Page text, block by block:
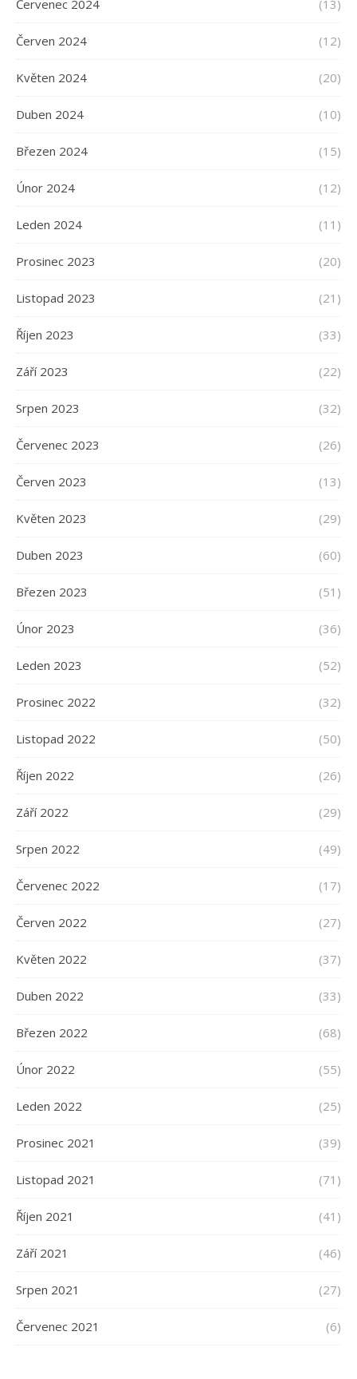
Červenec 2024 (13)
Červen 2024 (12)
Květen 2024 (20)
Duben 2024 (10)
Březen 2024 (15)
Únor 2024 (12)
Leden 2024 (11)
Prosinec 2023 (20)
Listopad 2023 (21)
Říjen 2023 (33)
Září 2023 (22)
Srpen 2023 (32)
Červenec 2023 (26)
Červen 2023 (13)
Květen 2023 (29)
Duben 2023 (60)
Březen 2023 (51)
Únor 2023 (36)
Leden 2023 (52)
Prosinec 2022 (32)
Listopad 2022 (50)
Říjen 2022 (26)
Září 2022 (29)
Srpen 2022 (49)
Červenec 2022 (17)
Červen 2022 (27)
Květen 2022 (37)
Duben 2022 (33)
Březen 2022 (68)
Únor 2022 (55)
Leden 2022 (25)
Prosinec 2021 (39)
Listopad 2021 (71)
Říjen 2021 (41)
Září 2021 (46)
Srpen 2021 (27)
Červenec 2021 (6)